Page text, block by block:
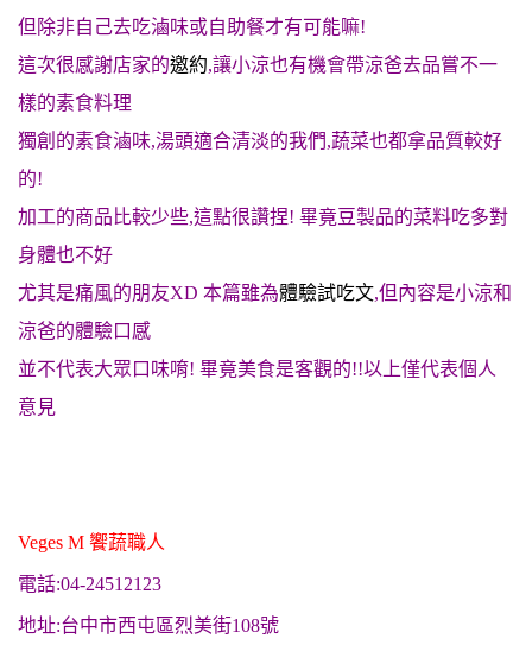
但除非自己去吃滷味或自助餐才有可能嘛!
這次很感謝店家的邀約,讓小涼也有機會帶涼爸去品嘗不一
樣的素食料理
獨創的素食滷味,湯頭適合清淡的我們,蔬菜也都拿品質較好
的!
加工的商品比較少些,這點很讚捏! 畢竟豆製品的菜料吃多對
身體也不好
尤其是痛風的朋友XD 本篇雖為體驗試吃文,但內容是小涼和
涼爸的體驗口感
並不代表大眾口味唷! 畢竟美食是客觀的!!以上僅代表個人
意見
Veges M 饗蔬職人
電話:04-24512123
地址:台中市西屯區烈美街108號